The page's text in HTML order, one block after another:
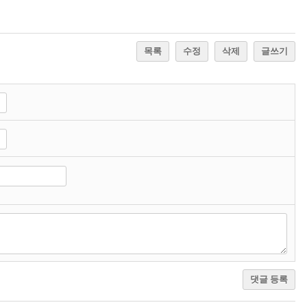
목록 수정 삭제 글쓰기
댓글 등록